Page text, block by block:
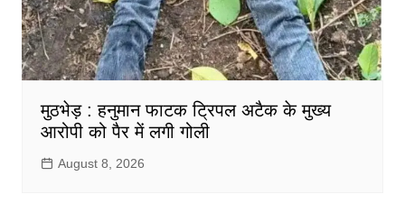
मुठभेड़ : हनुमान फाटक ट्रिपल अटैक के मुख्य
आरोपी को पैर में लगी गोली
August 8, 2026